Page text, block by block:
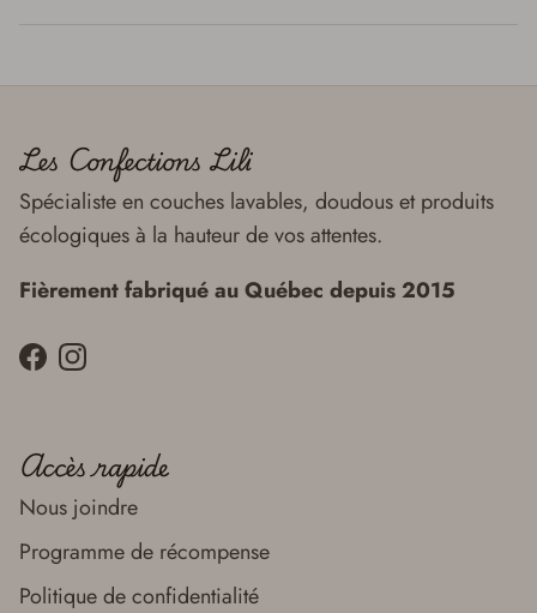
Les Confections Lili
Spécialiste en couches lavables, doudous et produits
écologiques à la hauteur de vos attentes.
Fièrement fabriqué au Québec depuis 2015
FacebookInstagram
Accès rapide
Nous joindre
Programme de récompense
Politique de confidentialité